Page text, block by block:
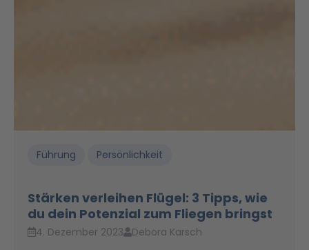
Führung Persönlichkeit
Stärken verleihen Flügel: 3 Tipps, wie
du dein Potenzial zum Fliegen bringst
4. Dezember 2023 Debora Karsch